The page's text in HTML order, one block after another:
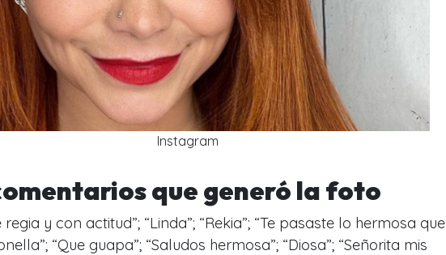
Instagram
que generó la foto
regia y con actitud”; “Linda”; “Rekia”; “Te pasaste lo hermosa que
”; “Que guapa”; “Saludos hermosa”; “Diosa”; “Señorita mis